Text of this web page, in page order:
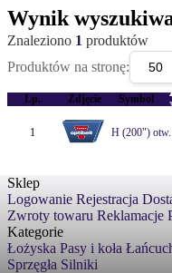
Biurem Obsługi Klienta
QUAY Suchy Las,
Wynik
Znaleziono 1 produktów
Produktów na stronę:
Lp. Zdjęcie Symbol
1 H (200") otw.
Sklep
Logowanie Rejestracja
Zwroty towaru Reklamacje
Kategorie
Łożyska Pasy i koła
Sprzęgła Silniki